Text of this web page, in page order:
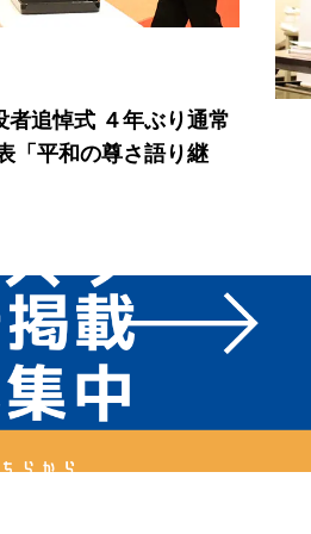
者追悼式 ４年ぶり通常
「平和の尊さ語り継